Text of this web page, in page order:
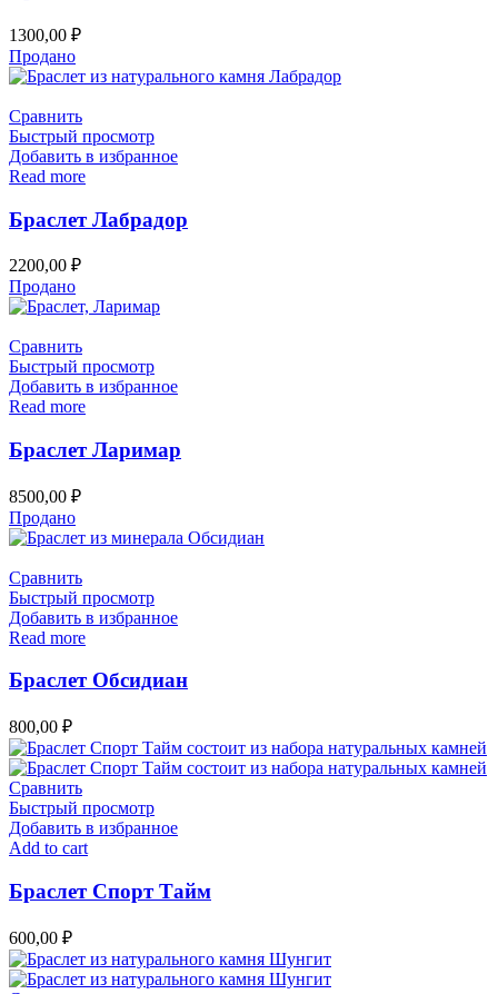
1300,00 ₽
Продано
Сравнить
Быстрый просмотр
Добавить в избранное
Read more
Браслет Лабрадор
2200,00 ₽
Продано
Сравнить
Быстрый просмотр
Добавить в избранное
Read more
Браслет Ларимар
8500,00 ₽
Продано
Сравнить
Быстрый просмотр
Добавить в избранное
Read more
Браслет Обсидиан
800,00 ₽
Сравнить
Быстрый просмотр
Добавить в избранное
Add to cart
Браслет Спорт Тайм
600,00 ₽